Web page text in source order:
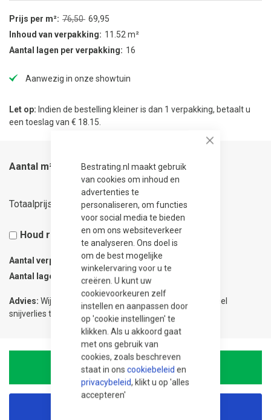
Bestrating.nl maakt gebruik
van cookies om inhoud en
advertenties te
personaliseren, om functies
voor social media te bieden
en om ons websiteverkeer
te analyseren. Ons doel is
om de best mogelijke
winkelervaring voor u te
creëren. U kunt uw
cookievoorkeuren zelf
instellen en aanpassen door
op 'cookie instellingen' te
klikken. Als u akkoord gaat
met ons gebruik van
cookies, zoals beschreven
staat in ons cookiebeleid en
privacybeleid, klikt u op 'alles
accepteren'
Prijs per m² 76,50 69,95
Inhoud van verpakking
11.52 m²
Aantal lagen per verpakking
16
Aanwezig in onze showtuin
Let op: Indien de bestelling kleiner is dan 1 verpakking, betaalt u
een toeslag van € 18.15.
Aantal m²
Totaalprijs 50,36
Houd rekening met 5% snijverlies
Aantal verpakkingen
0.07
Aantal lagen
Advies: Wij adviseren 5% meer te bestellen om eventueel
snijverlies te compenseren.
In Winkelwagen